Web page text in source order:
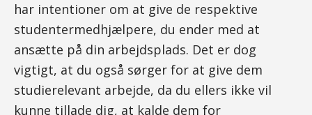
har intentioner om at give de respektive
studentermedhjælpere, du ender med at
ansætte på din arbejdsplads. Det er dog
vigtigt, at du også sørger for at give dem
studierelevant arbejde, da du ellers ikke vil
kunne tillade dig, at kalde dem for